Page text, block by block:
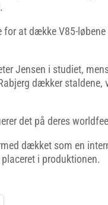
for at dække V85-
Jensen i studiet,
dækker staldene,
det på deres
dækket som en
i produktionen.